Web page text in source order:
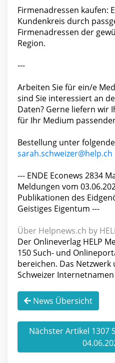
Firmenadressen kaufen:
Kunden­kreis durch
Firmen­adressen der
Region.
---
Arbeiten Sie für ein/e
sind Sie interessiert an
Daten? Gerne liefern wir
für Ihr Medium
Bestellung unter
sarah.schweizer@help.ch
--- ENDE Econews 2834
Meldungen vom
Publikationen des
Geistiges Eigentum ---
Über Helpnews.ch by
Der Onlineverlag HELP
150 Such- und
bereichen. Das
Schweizer
News Übersicht
Nächster Artikel 1307